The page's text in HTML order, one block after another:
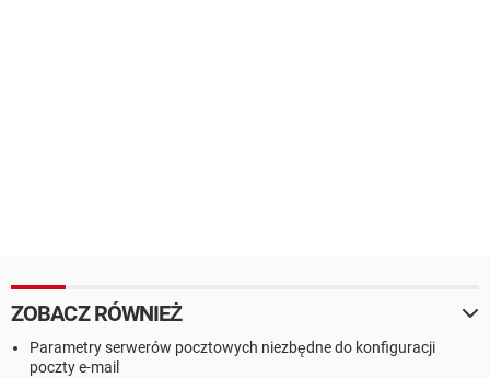
ZOBACZ RÓWNIEŻ
Parametry serwerów pocztowych niezbędne do konfiguracji
poczty e-mail